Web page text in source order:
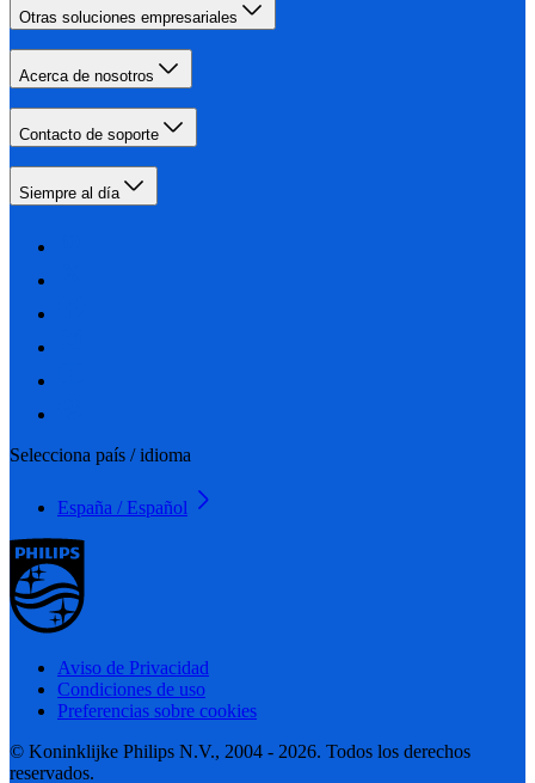
Otras soluciones empresariales
Acerca de nosotros
Contacto de soporte
Siempre al día
Selecciona país / idioma
España / Español
Aviso de Privacidad
Condiciones de uso
Preferencias sobre cookies
© Koninklijke Philips N.V., 2004 - 2026. Todos los derechos
reservados.